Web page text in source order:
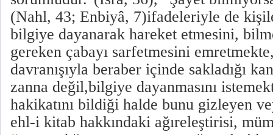
(Nahl, 43; Enbiyâ, 7)ifadeleriyle de
bilgiye dayanarak hareket etmesini,
gereken çabayı sarfetmesini
davranışıyla beraber içinde sakladığı
zanna değil,bilgiye dayanmasını
hakikatını bildiği halde bunu gizleyen
ehl-i kitab hakkındaki ağıreleştirisi,